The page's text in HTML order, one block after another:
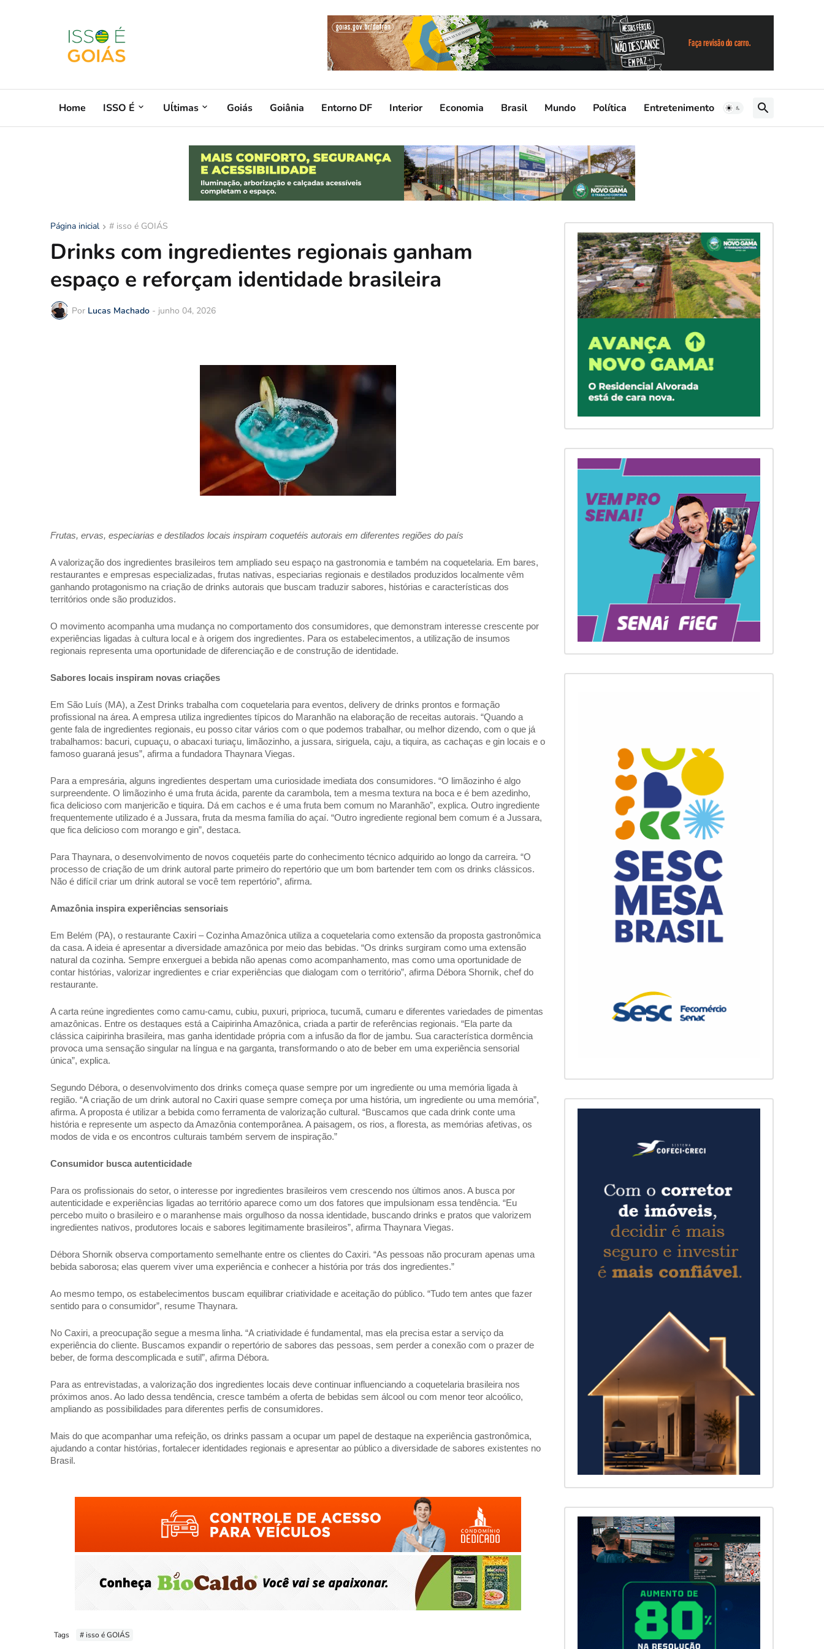
Home ISSO É Uĺtimas Goiás Goiânia Entorno DF Interior Economia Brasil Mundo Política Entretenimento
Página inicial # isso é GOIÁS
Drinks com ingredientes regionais ganham
espaço e reforçam identidade brasileira
Por Lucas Machado - junho 04, 2026
Frutas, ervas, especiarias e destilados locais inspiram coquetéis autorais em diferentes regiões do país
A valorização dos ingredientes brasileiros tem ampliado seu espaço na gastronomia e também na coquetelaria. Em bares,
restaurantes e empresas especializadas, frutas nativas, especiarias regionais e destilados produzidos localmente vêm
ganhando protagonismo na criação de drinks autorais que buscam traduzir sabores, histórias e características dos
territórios onde são produzidos.
O movimento acompanha uma mudança no comportamento dos consumidores, que demonstram interesse crescente por
experiências ligadas à cultura local e à origem dos ingredientes. Para os estabelecimentos, a utilização de insumos
regionais representa uma oportunidade de diferenciação e de construção de identidade.
Sabores locais inspiram novas criações
Em São Luís (MA), a Zest Drinks trabalha com coquetelaria para eventos, delivery de drinks prontos e formação
profissional na área. A empresa utiliza ingredientes típicos do Maranhão na elaboração de receitas autorais. “Quando a
gente fala de ingredientes regionais, eu posso citar vários com o que podemos trabalhar, ou melhor dizendo, com o que já
trabalhamos: bacuri, cupuaçu, o abacaxi turiaçu, limãozinho, a jussara, siriguela, caju, a tiquira, as cachaças e gin locais e o
famoso guaraná jesus”, afirma a fundadora Thaynara Viegas.
Para a empresária, alguns ingredientes despertam uma curiosidade imediata dos consumidores. “O limãozinho é algo
surpreendente. O limãozinho é uma fruta ácida, parente da carambola, tem a mesma textura na boca e é bem azedinho,
fica delicioso com manjericão e tiquira. Dá em cachos e é uma fruta bem comum no Maranhão”, explica. Outro ingrediente
frequentemente utilizado é a Jussara, fruta da mesma família do açaí. “Outro ingrediente regional bem comum é a Jussara,
que fica delicioso com morango e gin”, destaca.
Para Thaynara, o desenvolvimento de novos coquetéis parte do conhecimento técnico adquirido ao longo da carreira. “O
processo de criação de um drink autoral parte primeiro do repertório que um bom bartender tem com os drinks clássicos.
Não é difícil criar um drink autoral se você tem repertório”, afirma.
Amazônia inspira experiências sensoriais
Em Belém (PA), o restaurante Caxiri – Cozinha Amazônica utiliza a coquetelaria como extensão da proposta gastronômica
da casa. A ideia é apresentar a diversidade amazônica por meio das bebidas. “Os drinks surgiram como uma extensão
natural da cozinha. Sempre enxerguei a bebida não apenas como acompanhamento, mas como uma oportunidade de
contar histórias, valorizar ingredientes e criar experiências que dialogam com o território”, afirma Débora Shornik, chef do
restaurante.
A carta reúne ingredientes como camu-camu, cubiu, puxuri, priprioca, tucumã, cumaru e diferentes variedades de pimentas
amazônicas. Entre os destaques está a Caipirinha Amazônica, criada a partir de referências regionais. “Ela parte da
clássica caipirinha brasileira, mas ganha identidade própria com a infusão da flor de jambu. Sua característica dormência
provoca uma sensação singular na língua e na garganta, transformando o ato de beber em uma experiência sensorial
única”, explica.
Segundo Débora, o desenvolvimento dos drinks começa quase sempre por um ingrediente ou uma memória ligada à
região. “A criação de um drink autoral no Caxiri quase sempre começa por uma história, um ingrediente ou uma memória”,
afirma. A proposta é utilizar a bebida como ferramenta de valorização cultural. “Buscamos que cada drink conte uma
história e represente um aspecto da Amazônia contemporânea. A paisagem, os rios, a floresta, as memórias afetivas, os
modos de vida e os encontros culturais também servem de inspiração.”
Consumidor busca autenticidade
Para os profissionais do setor, o interesse por ingredientes brasileiros vem crescendo nos últimos anos. A busca por
autenticidade e experiências ligadas ao território aparece como um dos fatores que impulsionam essa tendência. “Eu
percebo muito o brasileiro e o maranhense mais orgulhoso da nossa identidade, buscando drinks e pratos que valorizem
ingredientes nativos, produtores locais e sabores legitimamente brasileiros”, afirma Thaynara Viegas.
Débora Shornik observa comportamento semelhante entre os clientes do Caxiri. “As pessoas não procuram apenas uma
bebida saborosa; elas querem viver uma experiência e conhecer a história por trás dos ingredientes.”
Ao mesmo tempo, os estabelecimentos buscam equilibrar criatividade e aceitação do público. “Tudo tem antes que fazer
sentido para o consumidor”, resume Thaynara.
No Caxiri, a preocupação segue a mesma linha. “A criatividade é fundamental, mas ela precisa estar a serviço da
experiência do cliente. Buscamos expandir o repertório de sabores das pessoas, sem perder a conexão com o prazer de
beber, de forma descomplicada e sutil”, afirma Débora.
Para as entrevistadas, a valorização dos ingredientes locais deve continuar influenciando a coquetelaria brasileira nos
próximos anos. Ao lado dessa tendência, cresce também a oferta de bebidas sem álcool ou com menor teor alcoólico,
ampliando as possibilidades para diferentes perfis de consumidores.
Mais do que acompanhar uma refeição, os drinks passam a ocupar um papel de destaque na experiência gastronômica,
ajudando a contar histórias, fortalecer identidades regionais e apresentar ao público a diversidade de sabores existentes no
Brasil.
Tags # isso é GOIÁS